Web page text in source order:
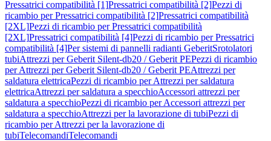
Pressatrici compatibilità [1]Pressatrici compatibilità [2]Pezzi di
ricambio per Pressatrici compatibilità [2]Pressatrici compatibilità
[2XL]Pezzi di ricambio per Pressatrici compatibilità
[2XL]Pressatrici compatibilità [4]Pezzi di ricambio per Pressatrici
compatibilità [4]Per sistemi di pannelli radianti GeberitSrotolatori
tubiAttrezzi per Geberit Silent-db20 / Geberit PEPezzi di ricambio
per Attrezzi per Geberit Silent-db20 / Geberit PEAttrezzi per
saldatura elettricaPezzi di ricambio per Attrezzi per saldatura
elettricaAttrezzi per saldatura a specchioAccessori attrezzi per
saldatura a specchioPezzi di ricambio per Accessori attrezzi per
saldatura a specchioAttrezzi per la lavorazione di tubiPezzi di
ricambio per Attrezzi per la lavorazione di
tubiTelecomandiTelecomandi